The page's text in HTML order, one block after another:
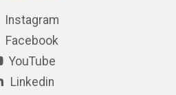
Instagram
Facebook
YouTube
Linkedin